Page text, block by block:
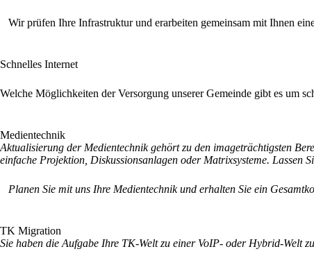
Wir prüfen Ihre Infrastruktur und erarbeiten gemeinsam mit Ihnen
Schnelles Internet
Welche Möglichkeiten der Versorgung unserer Gemeinde gibt es um
Medientechnik
Aktualisierung der Medientechnik gehört zu den imageträchtigsten
einfache Projektion, Diskussionsanlagen oder Matrixsysteme. Lassen
Planen Sie mit uns Ihre Medientechnik und erhalten Sie ein
TK Migration
Sie haben die Aufgabe Ihre TK-Welt zu einer VoIP- oder Hybrid-Welt